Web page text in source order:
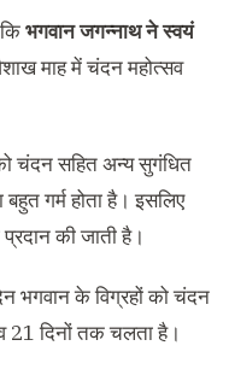
भगवान जगन्नाथ ने स्वयं
माह में चंदन महोत्सव
चंदन सहित अन्य सुगंधित
गर्म होता है। इसलिए
की जाती है।
भगवान के विग्रहों को चंदन
21 दिनों तक चलता है।